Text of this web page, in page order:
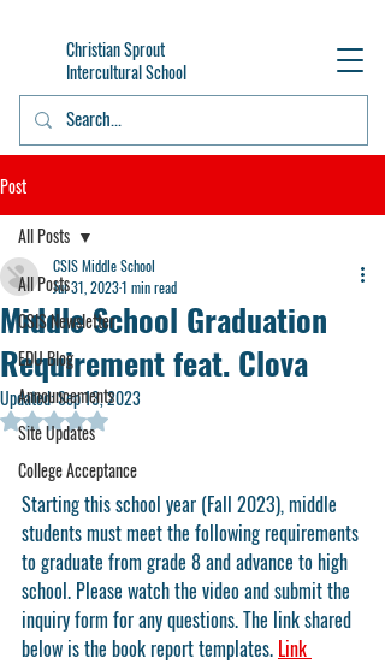
Christian Sprout
Intercultural School
Post
All Posts
CSIS Newsletter
EDU Blog
Announcements
Site Updates
College Acceptance
All Posts
Middle School Graduation
Requirement feat. Clova
CSIS Middle School
Jul 31, 20231 min read
Updated:Sep 13, 2023
Rated NaN out of 5 stars.
Starting this school year (Fall 2023), middle
students must meet the following requirements
to graduate from grade 8 and advance to high
school. Please watch the video and submit the
inquiry form for any questions. The link shared
below is the book report templates. Link